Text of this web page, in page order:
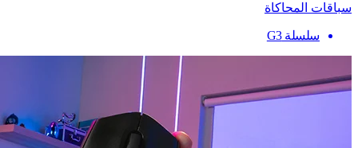
سباقات المحاكاة
سلسلة G3